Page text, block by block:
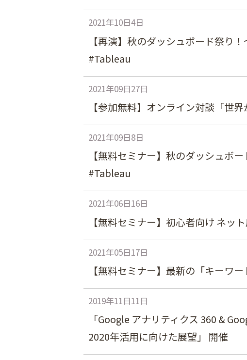
2021年10日4日
【再演】秋のダッシュボード祭り
#Tableau
2021年09日27日
【参加無料】オンライン対談「世
2021年09日8日
【無料セミナー】秋のダッシュボ
#Tableau
2021年06日16日
【無料セミナー】初心者向け ネッ
2021年05日17日
【無料セミナー】最新の「キーワ
2019年11日11日
「Google アナリティクス 360 &
2020年活用に向けた展望」 開催